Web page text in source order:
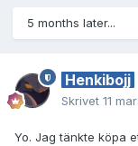
5 months later...
Henkibojj
Skrivet 11
Yo. Jag tänkte köpa